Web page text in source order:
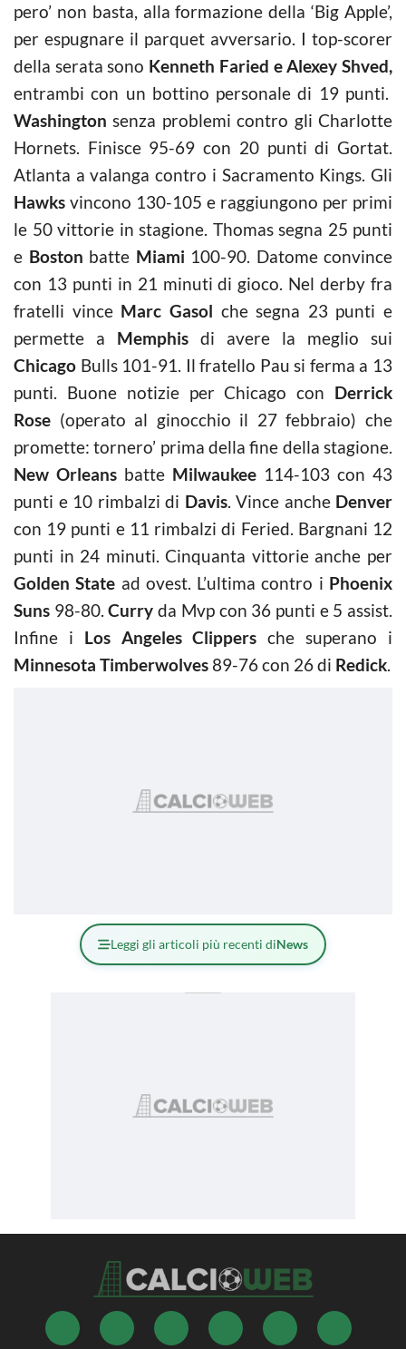
pero’ non basta, alla formazione della ‘Big Apple’,
per espugnare il parquet avversario. I top-scorer
della serata sono Kenneth Faried e Alexey Shved,
entrambi con un bottino personale di 19 punti.
Washingtonsenza problemi contro gli Charlotte
Hornets. Finisce 95-69 con 20 punti di Gortat.
Atlanta a valanga contro i Sacramento Kings. Gli
Hawks vincono 130-105 e raggiungono per primi
le 50 vittorie in stagione. Thomas segna 25 punti
e Boston batte Miami 100-90. Datome convince
con 13 punti in 21 minuti di gioco. Nel derby fra
fratelli vince Marc Gasol che segna 23 punti e
permette a Memphis di avere la meglio sui
Chicago Bulls 101-91. Il fratello Pau si ferma a 13
punti. Buone notizie per Chicago con Derrick
Rose (operato al ginocchio il 27 febbraio) che
promette: tornero’ prima della fine della stagione.
New Orleans batte Milwaukee 114-103 con 43
punti e 10 rimbalzi di Davis. Vince anche Denver
con 19 punti e 11 rimbalzi di Feried. Bargnani 12
punti in 24 minuti. Cinquanta vittorie anche per
Golden State ad ovest. L’ultima contro i Phoenix
Suns 98-80.Curry da Mvp con 36 punti e 5 assist.
Infine i Los Angeles Clippers che superano i
Minnesota Timberwolves 89-76 con 26 di Redick.
Leggi gli articoli più recenti diNews